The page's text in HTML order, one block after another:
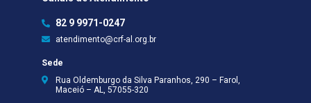
82 9 9971-0247
atendimento@crf-al.org.br
Sede
Rua Oldemburgo da Silva Paranhos, 290 – Farol,
Maceió – AL, 57055-320